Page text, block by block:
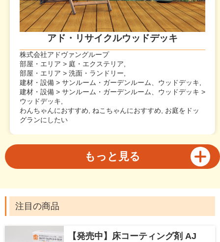
アド・リサイクルウッドデッキ
株式会社アドヴァングループ
部屋・エリア > 庭・エクステリア,
部屋・エリア > 洗面・ランドリー,
建材・設備 > サンルーム・ガーデンルーム、ウッドデッキ,
建材・設備 > サンルーム・ガーデンルーム、ウッドデッキ >
ウッドデッキ,
わんちゃんにおすすめ, ねこちゃんにおすすめ, お庭をドッ
グランにしたい
もっと見る
注目の商品
【発売中】床コーティング剤 AJ